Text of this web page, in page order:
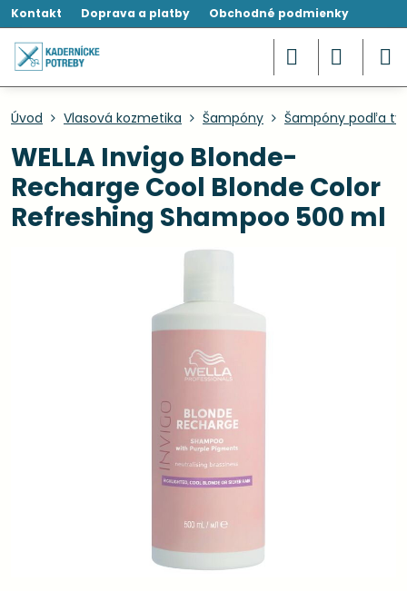
Kontakt Doprava a platby Obchodné podmienky
Úvod Vlasová kozmetika Šampóny Šampóny podľa
WELLA Invigo Blonde-
Recharge Cool Blonde Color
Refreshing Shampoo 500 ml